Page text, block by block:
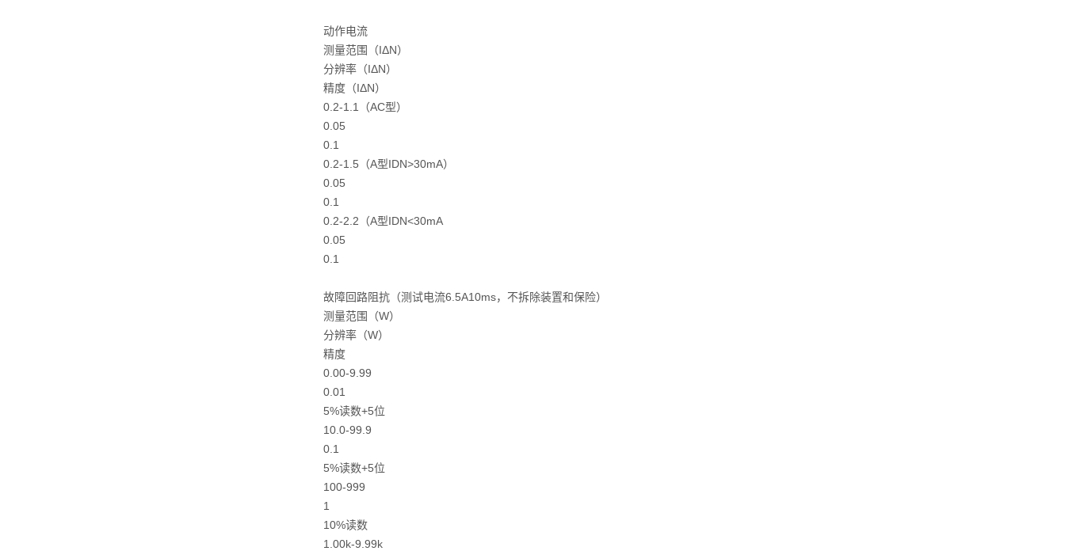
动作电流
测量范围（IΔN）
分辨率（IΔN）
精度（IΔN）
0.2-1.1（AC型）
0.05
0.1
0.2-1.5（A型IDN>30mA）
0.05
0.1
0.2-2.2（A型IDN<30mA
0.05
0.1
故障回路阻抗（测试电流6.5A10ms，不拆除装置和保险）
测量范围（W）
分辨率（W）
精度
0.00-9.99
0.01
5%读数+5位
10.0-99.9
0.1
5%读数+5位
100-999
1
10%读数
1.00k-9.99k